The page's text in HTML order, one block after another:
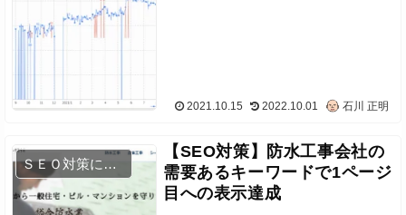
2021.10.15 2022.10.01 石川 正明
ＳＥＯ対策について
【SEO対策】防水工事会社の
需要あるキーワードで1ページ
目への表示達成